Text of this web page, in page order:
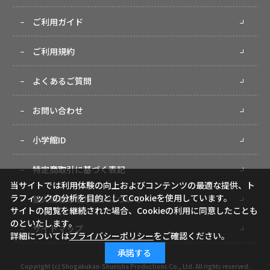
ご利用ガイド
ご利用規約
よくあるご質問
お問い合わせ
小学館ID
特定商取引に基づく表記
個人情報の取り扱いについて
サイトマップ
Copyright (c) Shogakukan-Shueisha Productions Co., Ltd. All rights reserved.
当サイトでは利用体験の向上およびコンテンツの最適な提供、ト
ラフィックの分析を目的としてCookieを使用しています。
サイトの閲覧を継続された場合、Cookieの利用に同意したことも
のといたします。
詳細についてはプライバシーポリシーをご確認ください。
承諾する